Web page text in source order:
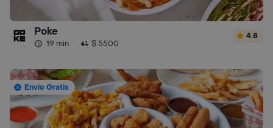
Poke
19 min · $ 5500
4.8
Envío Gratis